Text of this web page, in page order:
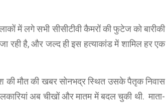
में लगे सभी सीसीटीवी कैमरों की फुटेज को बारीकी
रही है, और जल्द ही इस हत्याकांड में शामिल हर एक
की मौत की खबर सोनभद्र स्थित उसके पैतृक निवास
अब चीखों और मातम में बदल चुकी थी. माता-